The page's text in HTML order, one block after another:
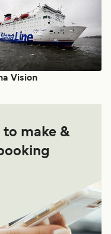
Vision
to make &